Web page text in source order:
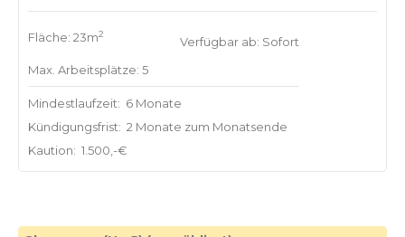
Fläche: 23m2
Max. Arbeitsplätze: 5
Verfügbar ab: Sofort
Mindestlaufzeit: 6 Monate
Kündigungsfrist: 2 Monate zum Monatsende
Kaution: 1.500,-€